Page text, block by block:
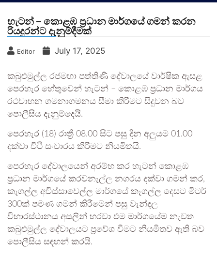
හැටන් – කොළඹ ප්‍රධාන මාර්ගයේ ගමන් කරන
රියදුරන්ට දැනුම්දීමක්
Editor July 17, 2025
කබුළුමුල්ල රජමහා පත්තිණි දේවාලයේ වාර්ෂික ඇසළ
පෙරහැර හේතුවෙන් හැටන් – කොළඹ ප්‍රධාන මාර්ගය
රථවාහන ගමනාගමනය සීමා කිරීමට සිදුවන බව
පොලීසිය දැනුම්දෙයි.
පෙරහැර (18) රාත්‍රී 08.00 සිට පසු දින අලුයම 01.00
දක්වා වීථි සංචාරය කිරීමට නියමිතයි.
පෙරහැර දේවාලයෙන් අරම්භ කර හැටන් කොළඹ
ප්‍රධාන මාර්ගයේ කරවනැල්ල නගරය දක්වා ගමන් කර,
කෑගල්ල අවිස්සාවෙල්ල මාර්ගයේ කෑගල්ල දෙසට මීටර්
300ක් පමණ ගමන් කිරීමෙන් පසු වැන්දල
විහාරස්ථානය අසලින් හරවා එම මාර්ගයේම නැවත
කබුළුමුල්ල දේවාලයට ප්‍රවේශ වීමට නියමිතව ඇති බව
පොලීසිය සඳහන් කරයි.